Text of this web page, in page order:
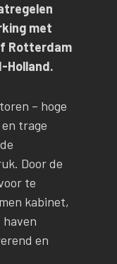
met
Rotterdam
Holland.
– hoge
trage
Door de
te
kabinet,
en